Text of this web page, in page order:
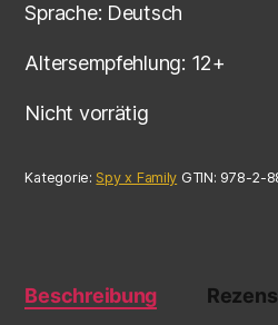
Sprache: Deutsch
Altersempfehlung: 12+
Nicht vorrätig
Kategorie: Spy x Family GTIN: 978-2-
Beschreibung